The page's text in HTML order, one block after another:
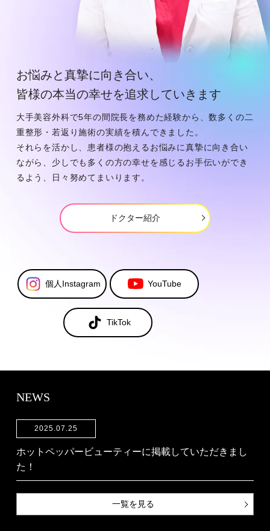
お悩みと真摯に向き合い、
皆様の本当の幸せを追求していきます
⼤⼿美容外科で5年の間院⻑を務めた経験から、数多くの⼆
重整形・若返り施術の実績を積んできました。
それらを活かし、患者様の抱えるお悩みに真摯に向き合い
ながら、少しでも多くの⽅の幸せを感じるお⼿伝いができ
るよう、⽇々努めてまいります。
ドクター紹介
個⼈Instagram YouTube
TikTok
NEWS
2025.07.25
ホットペッパービューティーに掲載していただきまし
た！
⼀覧を⾒る